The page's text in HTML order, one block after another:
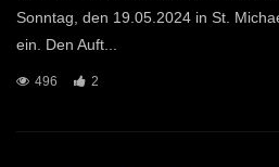
Sonntag, den 19.05.2024 in St.
ein. Den Auft...
496 2